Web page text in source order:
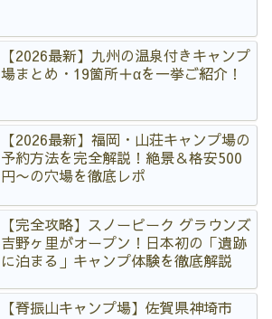
【2026最新】九州の温泉付きキャンプ
場まとめ・19箇所＋αを一挙ご紹介！
【2026最新】福岡・山荘キャンプ場の
予約方法を完全解説！絶景＆格安500
円〜の穴場を徹底レポ
【完全攻略】スノーピーク グラウンズ
吉野ヶ里がオープン！日本初の「遺跡
に泊まる」キャンプ体験を徹底解説
【脊振山キャンプ場】佐賀県神埼市